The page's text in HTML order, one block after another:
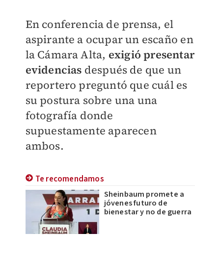
En conferencia de prensa, el
aspirante a ocupar un escaño en
la Cámara Alta, exigió presentar
evidencias después de que un
reportero preguntó que cuál es
su postura sobre una una
fotografía donde
supuestamente aparecen
ambos.
Te recomendamos
Sheinbaum promete a
jóvenes futuro de
bienestar y no de guerra